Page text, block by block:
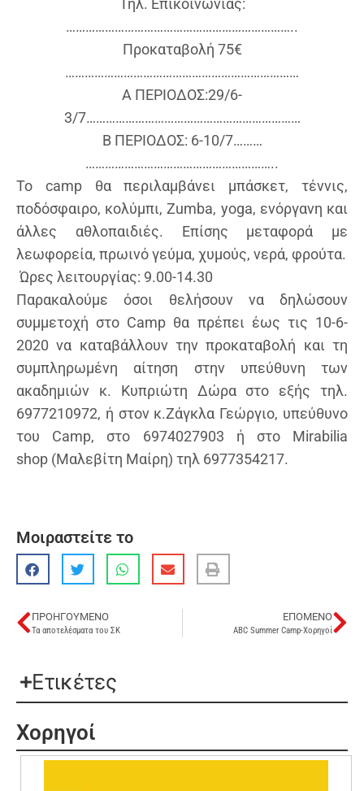
Τηλ. Επικοινωνίας:
……………………………………………………………..
Προκαταβολή 75€
………………………………………………………………
Α ΠΕΡΙΟΔΟΣ:29/6-
3/7…………………………………………………………
Β ΠΕΡΙΟΔΟΣ: 6-10/7………
…………………………………………………..
Το camp θα περιλαμβάνει μπάσκετ, τέννις,
ποδόσφαιρο, κολύμπι, Zumba, yoga, ενόργανη και
άλλες αθλοπαιδιές. Επίσης μεταφορά με
λεωφορεία, πρωινό γεύμα, χυμούς, νερά, φρούτα.
Ώρες λειτουργίας: 9.00-14.30
Παρακαλούμε όσοι θελήσουν να δηλώσουν
συμμετοχή στο Camp θα πρέπει έως τις 10-6-
2020 να καταβάλλουν την προκαταβολή και τη
συμπληρωμένη αίτηση στην υπεύθυνη των
ακαδημιών κ. Κυπριώτη Δώρα στο εξής τηλ.
6977210972, ή στον κ.Ζάγκλα Γεώργιο, υπεύθυνο
του Camp, στο 6974027903 ή στο Mirabilia
shop (Μαλεβίτη Μαίρη) τηλ 6977354217.
Μοιραστείτε το
ΠΡΟΗΓΟΎΜΕΝΟ
Τα αποτελέσματα του ΣΚ
ΕΠΌΜΕΝΟ
ABC Summer Camp-Χορηγοί
Ετικέτες
Χορηγοί